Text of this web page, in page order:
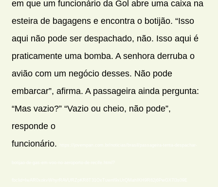
em que um funcionário da Gol abre uma caixa na
esteira de bagagens e encontra o botijão. “Isso
aqui não pode ser despachado, não. Isso aqui é
praticamente uma bomba. A senhora derruba o
avião com um negócio desses. Não pode
embarcar”, afirma. A passageira ainda pergunta:
“Mas vazio?” “Vazio ou cheio, não pode”,
responde o
funcionário.
fbclid=IwAR0xokvWhyrRAVURZpKR8T31OxTuwnf9xUtQMahIKH9R82j6PwGX7l3s09E